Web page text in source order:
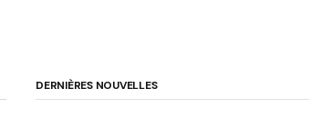
DERNIÈRES NOUVELLES